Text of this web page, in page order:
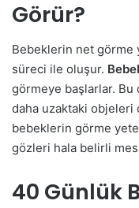
Görür?
Bebeklerin net görme
süreci ile oluşur.
görmeye başlarlar.
daha uzaktaki objeleri
bebeklerin görme
gözleri hala belirli
40 Günlük